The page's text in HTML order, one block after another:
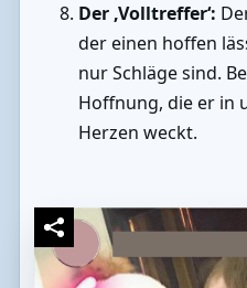
Der ‚Volltreffer‘:
der einen hoffen
nur Schläge sind.
Hoffnung, die er in
Herzen weckt.